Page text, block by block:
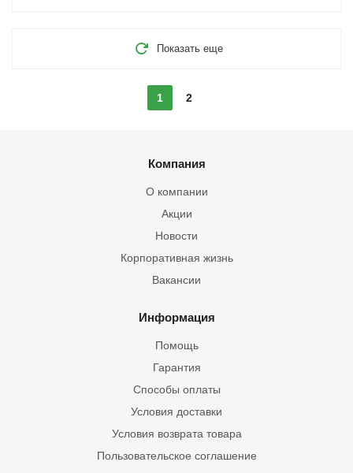
Показать еще
1 2
Компания
О компании
Акции
Новости
Корпоративная жизнь
Вакансии
Информация
Помощь
Гарантия
Способы оплаты
Условия доставки
Условия возврата товара
Пользовательское соглашение